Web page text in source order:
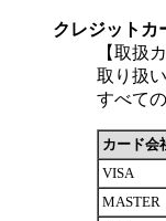
クレジットカ
【取扱
取り扱
すべて
カード会
VISA
MASTER